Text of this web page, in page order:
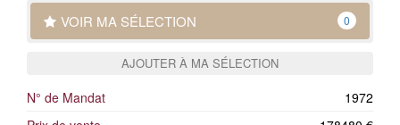
VOIR MA SÉLECTION 0
AJOUTER À MA SÉLECTION
N° de Mandat
1972